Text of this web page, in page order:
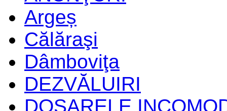
Argeș
Călăraşi
Dâmboviţa
DEZVĂLUIRI
DOSARELE